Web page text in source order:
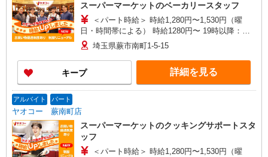
スーパーマーケットのベーカリースタッフ
＜パート時給＞ 時給1,280円〜1,530円（曜
日・時間帯による） 時給1280円〜 19時以降：時
給1430円〜 ★土曜＋100円 ★日・祝＋100円 ※ア
ルバイトさんの時給や募集内容はお問い合わせく
ださい
埼玉県蕨市南町1-5-15
キープ 詳細を見る
アルバイト パート
ヤオコー 蕨南町店
スーパーマーケットのクッキングサポートスタ
ッフ
＜パート時給＞ 時給1,280円〜1,530円（曜